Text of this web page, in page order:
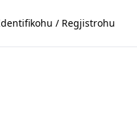
/ Regjistrohu